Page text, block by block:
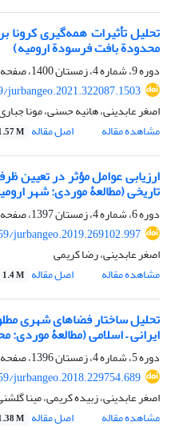
تحلیل تأثیرات همه‌گیری کرونا
محدودة بافت فرسودة ارومیه)
دوره 9، شماره 4، زمستان 1400، صفحه
jurbangeo.2021.322087.1503
اصغر عابدینی، هانیه حسنی، مونا
مشاهده مقاله
اصل مقاله M
ارزیابی عوامل مؤثر در تعیین
تاریخی (مطالعۀ موردی: شهر
دوره 6، شماره 4، زمستان 1397، صفحه
jurbangeo.2019.269102.997
اصغر عابدینی، رضا کریمی
مشاهده مقاله
اصل مقاله 1.4 M
تحلیل ساختار فضاهای شهری
ایرانی – اسلامی (مطالعۀ موردی:
دوره 5، شماره 4، زمستان 1396، صفحه
jurbangeo.2018.229754.689
اصغر عابدینی، زبیده کریمی، مینا
مشاهده مقاله
اصل مقاله M